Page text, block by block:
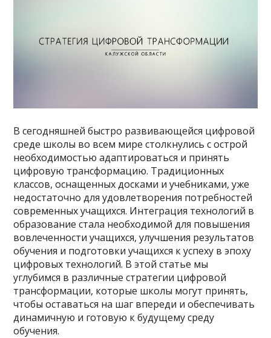
В сегодняшней быстро развивающейся цифровой
среде школы во всем мире столкнулись с острой
необходимостью адаптироваться и принять
цифровую трансформацию. Традиционных
классов, оснащенных досками и учебниками, уже
недостаточно для удовлетворения потребностей
современных учащихся. Интеграция технологий в
образование стала необходимой для повышения
вовлеченности учащихся, улучшения результатов
обучения и подготовки учащихся к успеху в эпоху
цифровых технологий. В этой статье мы
углубимся в различные стратегии цифровой
трансформации, которые школы могут принять,
чтобы оставаться на шаг впереди и обеспечивать
динамичную и готовую к будущему среду
обучения.